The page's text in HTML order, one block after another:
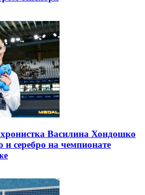
Василина Хондошко
и серебро на чемпионате